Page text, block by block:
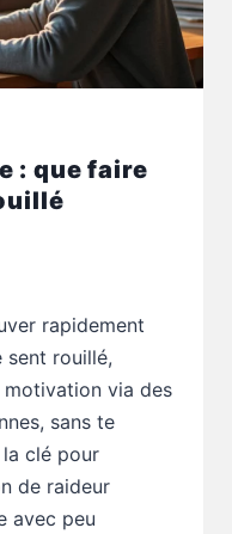
: que faire
rapidement
sent rouillé,
via des
sans te
clé pour
de raideur
avec peu